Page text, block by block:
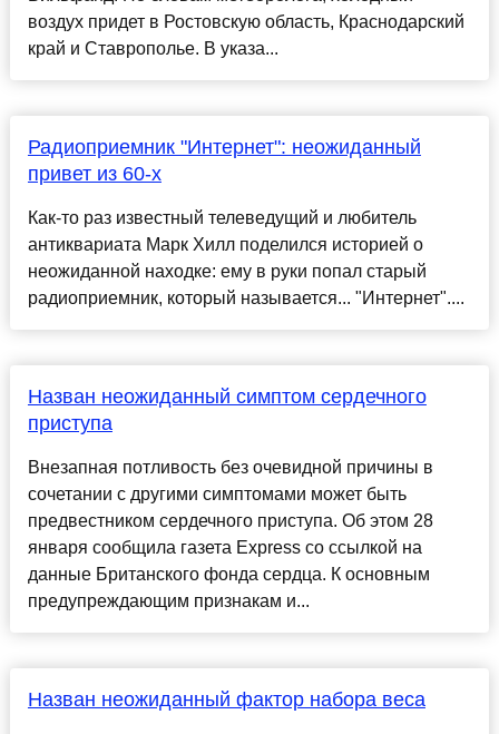
воздух придет в Ростовскую область, Краснодарский
край и Ставрополье. В указа...
Радиоприемник "Интернет": неожиданный
привет из 60-х
Как-то раз известный телеведущий и любитель
антиквариата Марк Хилл поделился историей о
неожиданной находке: ему в руки попал старый
радиоприемник, который называется... "Интернет"....
Назван неожиданный симптом сердечного
приступа
Внезапная потливость без очевидной причины в
сочетании с другими симптомами может быть
предвестником сердечного приступа. Об этом 28
января сообщила газета Express со ссылкой на
данные Британского фонда сердца. К основным
предупреждающим признакам и...
Назван неожиданный фактор набора веса